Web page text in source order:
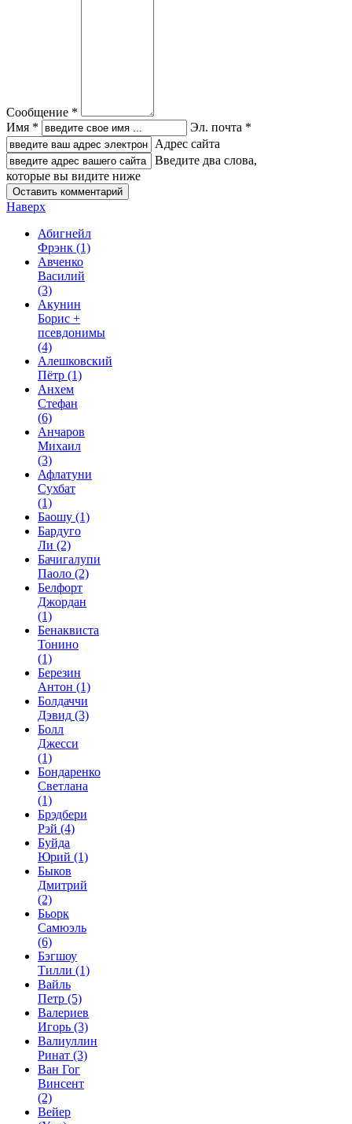
Сообщение *
Имя *
Эл. почта *
Адрес сайта
Введите два слова,
которые вы видите ниже
Наверх
Абигнейл
Фрэнк (1)
Авченко
Василий
(3)
Акунин
Борис +
псевдонимы
(4)
Алешковский
Пётр (1)
Анхем
Стефан
(6)
Анчаров
Михаил
(3)
Афлатуни
Сухбат
(1)
Баошу (1)
Бардуго
Ли (2)
Бачигалупи
Паоло (2)
Белфорт
Джордан
(1)
Бенаквиста
Тонино
(1)
Березин
Антон (1)
Болдаччи
Дэвид (3)
Болл
Джесси
(1)
Бондаренко
Светлана
(1)
Брэдбери
Рэй (4)
Буйда
Юрий (1)
Быков
Дмитрий
(2)
Бьорк
Самюэль
(6)
Бэгшоу
Тилли (1)
Вайль
Петр (5)
Валериев
Игорь (3)
Валиуллин
Ринат (3)
Ван Гог
Винсент
(2)
Вейер